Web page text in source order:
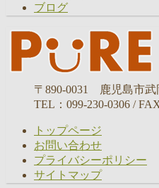
ブログ
〒890-0031 鹿児島市武
TEL：099-230-0306 /
トップページ
お問い合わせ
プライバシーポリシー
サイトマップ